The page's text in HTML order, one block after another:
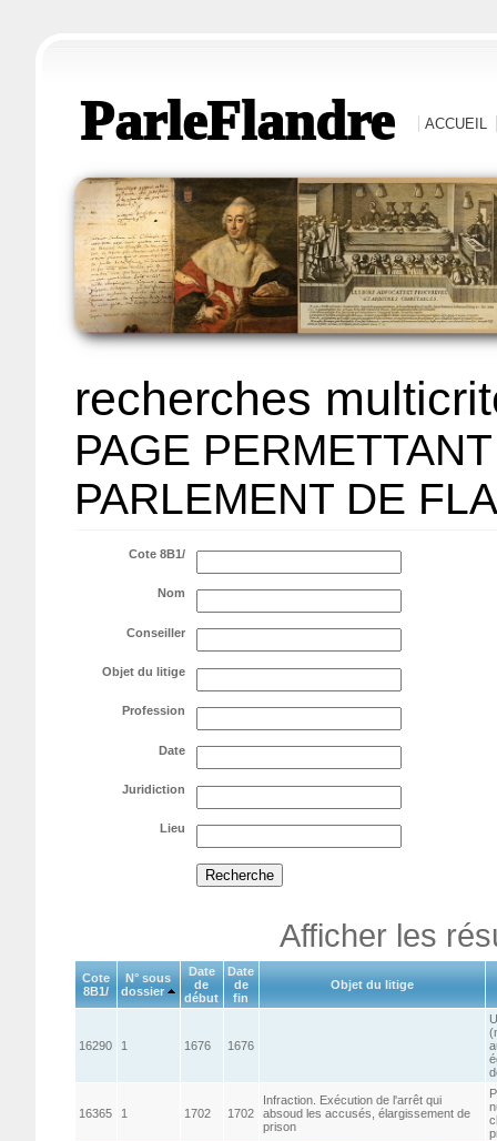
ParleFlandre ACCUEIL
recherches
PAGE
PARLEMENT DE
Cote 8B1/
Nom
Conseiller
Objet du litige
Profession
Date
Juridiction
Lieu
Afficher les
Cote
8B1/
N° sous
dossier
Date
de
début
Date
de
fin
Objet du litige
16290 1 1676 1676
16365 1 1702 1702
Infraction. Exécution de l'arrêt qui
absoud les accusés, élargissement de
prison